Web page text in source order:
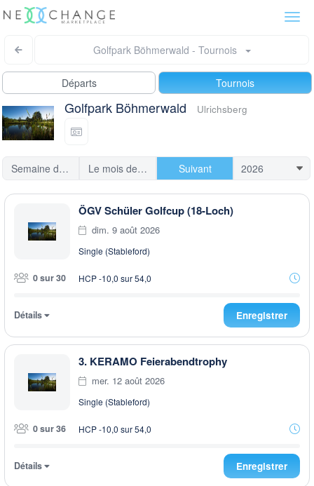
Golfpark Böhmerwald - Tournois
Départs Tournois
Golfpark Böhmerwald Ulrichsberg
Semaine dernière Le mois dernier Suivant
ÖGV Schüler Golfcup (18-Loch)
dim. 9 août 2026
Single (Stableford)
0 sur 30 HCP -10,0 sur 54,0
Détails Enregistrer
3. KERAMO Feierabendtrophy
mer. 12 août 2026
Single (Stableford)
0 sur 36 HCP -10,0 sur 54,0
Détails Enregistrer